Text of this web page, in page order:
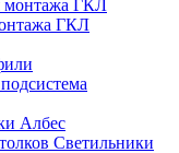
ГКЛ
Албес
Светильники